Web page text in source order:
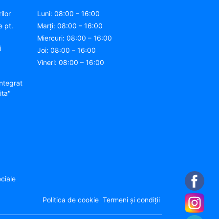
pt.
Luni: 08:00 – 16:00
Marți: 08:00 – 16:00
Miercuri: 08:00 – 16:00
Joi: 08:00 – 16:00
Vineri: 08:00 – 16:00
Politica de cookie Termeni și condiții